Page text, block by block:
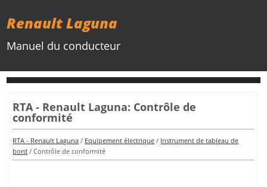
Renault Laguna
Manuel du conducteur
RTA - Renault Laguna: Contrôle de
conformité
RTA - Renault Laguna / Equipement électrique / Instrument de tableau de
bord / Contrôle de conformité